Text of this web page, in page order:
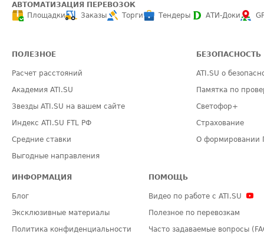
АВТОМАТИЗАЦИЯ ПЕРЕВОЗОК
Площадки
Заказы Торги Тендеры АТИ-Доки
ПОЛЕЗНОЕ
Расчет расстояний
Академия ATI.SU
Звезды ATI.SU на вашем сайте
Индекс ATI.SU FTL РФ
Средние ставки
Выгодные направления
БЕЗОПАСНОСТЬ
ATI.SU о
Памятка по
Светофор+
Страхование
О формировании
ИНФОРМАЦИЯ
Блог
Эксклюзивные материалы
Политика конфиденциальности
ПОМОЩЬ
Видео по работе с ATI.SU
Полезное по перевозкам
Часто задаваемые вопросы